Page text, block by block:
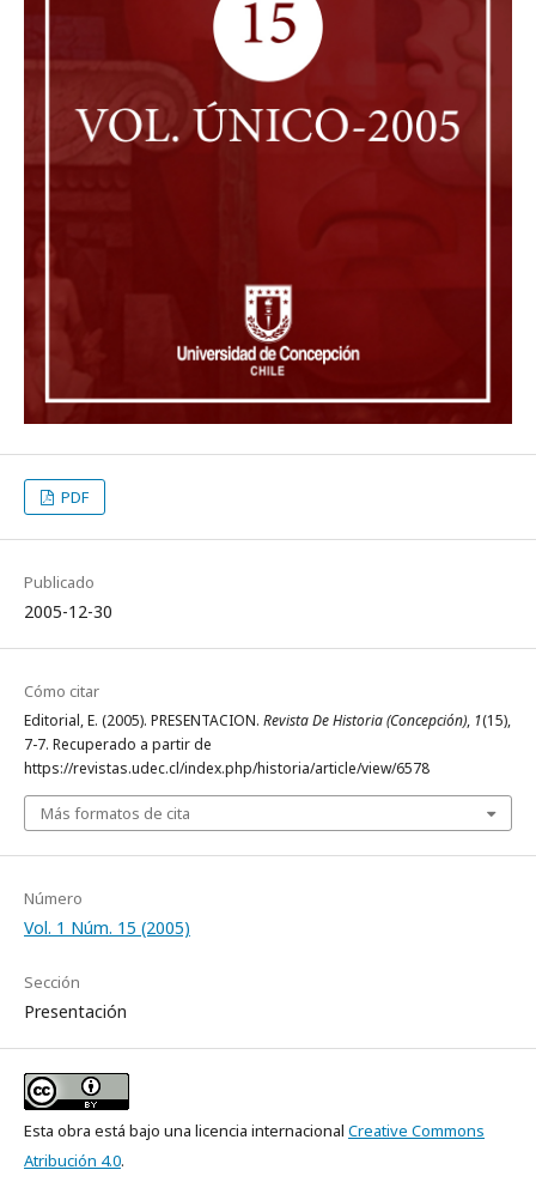
PDF
Publicado
2005-12-30
Cómo citar
Editorial, E. (2005). PRESENTACION. Revista De Historia (Concepción), 1(15),
7-7. Recuperado a partir de
https://revistas.udec.cl/index.php/historia/article/view/6578
Más formatos de cita
Número
Vol. 1 Núm. 15 (2005)
Sección
Presentación
Esta obra está bajo una licencia internacional Creative Commons
Atribución 4.0.